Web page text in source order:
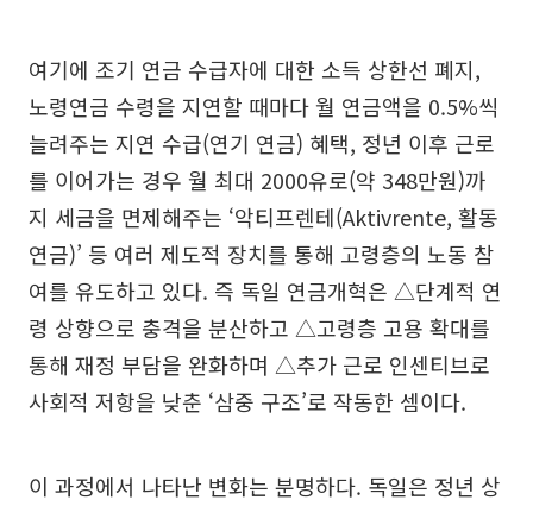
여기에 조기 연금 수급자에 대한 소득 상한선 폐지,
노령연금 수령을 지연할 때마다 월 연금액을 0.5%씩
늘려주는 지연 수급(연기 연금) 혜택, 정년 이후 근로
를 이어가는 경우 월 최대 2000유로(약 348만원)까
지 세금을 면제해주는 ‘악티프렌테(Aktivrente, 활동
연금)’ 등 여러 제도적 장치를 통해 고령층의 노동 참
여를 유도하고 있다. 즉 독일 연금개혁은 △단계적 연
령 상향으로 충격을 분산하고 △고령층 고용 확대를
통해 재정 부담을 완화하며 △추가 근로 인센티브로
사회적 저항을 낮춘 ‘삼중 구조’로 작동한 셈이다.
이 과정에서 나타난 변화는 분명하다. 독일은 정년 상